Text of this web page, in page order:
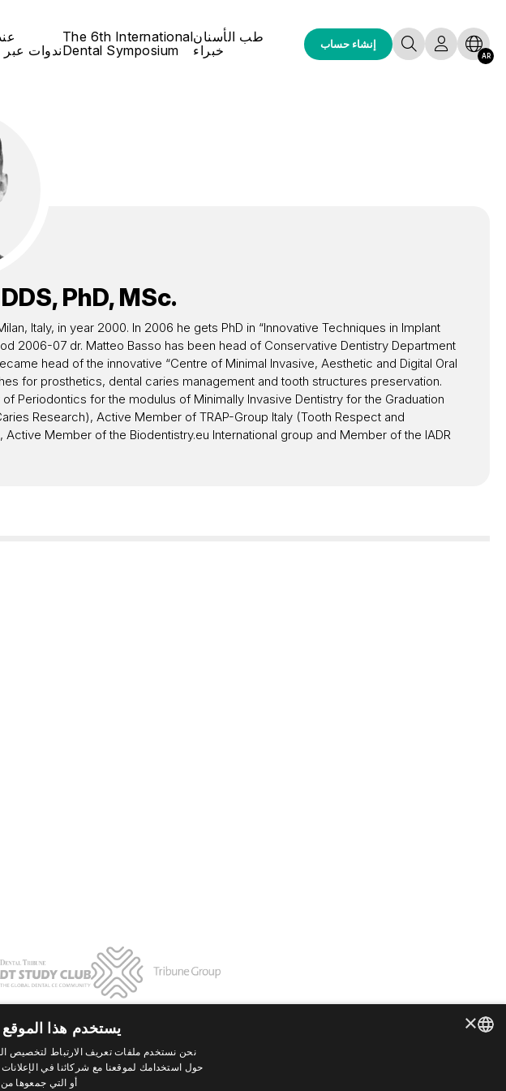
ندوات عبر
The 6th International
Dental Symposium
طب الأسنان
خبراء
إنشاء حساب
AR
DDS, PhD, MSc.
Italy, in year 2000. In 2006 he gets PhD in “Innovative Techniques in Implant
2006-07 dr. Matteo Basso has been head of Conservative Dentistry Department
head of the innovative “Centre of Minimal Invasive, Aesthetic and Digital Oral
for prosthetics, dental caries management and tooth structures preservation.
Periodontics for the modulus of Minimally Invasive Dentistry for the Graduation
Research), Active Member of TRAP-Group Italy (Tooth Respect and
Member of the Biodentistry.eu International group and Member of the IADR
بصمةFAQ Contact
GmbH Inc.
PACE Program
× يستخدم هذا
نحن نستخدم ملفات تعريف الارتباط لتخصيص
حول استخدامك لموقعنا مع شركائنا في
أو التي جمعوها